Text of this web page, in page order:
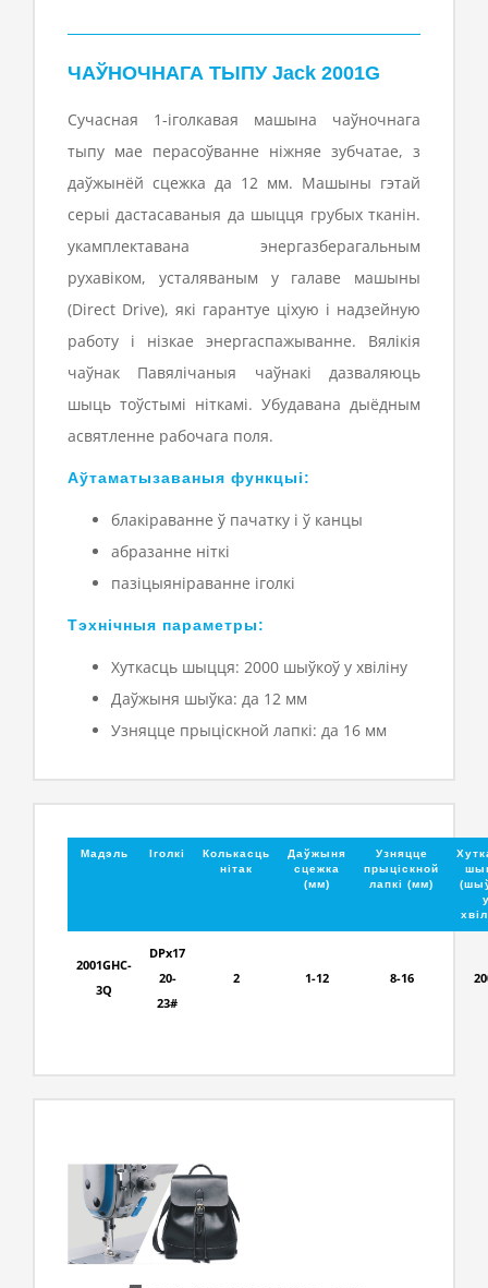
ЧАЎНОЧНАГА ТЫПУ Jack 2001G
Сучасная 1-іголкавая машына чаўночнага
тыпу мае перасоўванне ніжняе зубчатае, з
даўжынёй сцежка да 12 мм. Машыны гэтай
серыі дастасаваныя да шыцця грубых тканін.
укамплектавана энергазберагальным
рухавіком, усталяваным у галаве машыны
(Direct Drive), які гарантуе ціхую і надзейную
работу і нізкае энергаспажыванне. Вялікія
чаўнак Павялічаныя чаўнакі дазваляюць
шыць тоўстымі ніткамі. Убудавана дыёдным
асвятленне рабочага поля.
Аўтаматызаваныя функцыі:
блакіраванне ў пачатку і ў канцы
абразанне ніткі
пазіцыяніраванне іголкі
Тэхнічныя параметры:
Хуткасць шыцця: 2000 шыўкоў у хвіліну
Даўжыня шыўка: да 12 мм
Узняцце прыціскной лапкі: да 16 мм
Мадэль Іголкі
Колькасць
нітак
Даўжыня
сцежка
(мм)
Узняцце
прыціскной
лапкі (мм)
2001GHC-
3Q
DPx17
20-
23#
2 1-12 8-16